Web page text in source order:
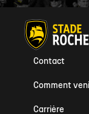
Contact
Comment
Carrière